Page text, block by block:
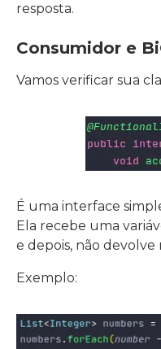
resposta.
Consumidor e
Vamos verificar sua
É uma interface
Ela recebe uma
e depois, não devolve
Exemplo: